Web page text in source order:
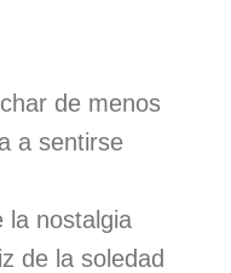
de menos
a sentirse
la nostalgia
de la soledad